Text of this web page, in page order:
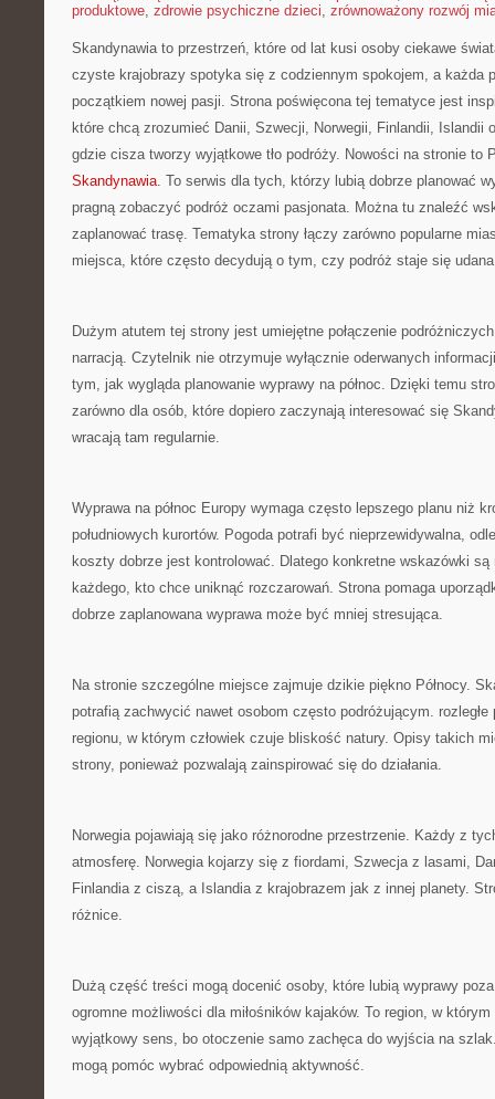
produktowe, zdrowie psychiczne dzieci, zrównoważony rozwój
Skandynawia to przestrzeń, które od lat kusi osoby ciekawe
czyste krajobrazy spotyka się z codziennym spokojem, a każda
początkiem nowej pasji. Strona poświęcona tej tematyce jest
które chcą zrozumieć Danii, Szwecji, Norwegii, Finlandii, Islandii
gdzie cisza tworzy wyjątkowe tło podróży. Nowości na stronie to
Skandynawia. To serwis dla tych, którzy lubią dobrze planować
pragną zobaczyć podróż oczami pasjonata. Można tu znaleźć
zaplanować trasę. Tematyka strony łączy zarówno popularne
miejsca, które często decydują o tym, czy podróż staje się
Dużym atutem tej strony jest umiejętne połączenie
narracją. Czytelnik nie otrzymuje wyłącznie oderwanych
tym, jak wygląda planowanie wyprawy na północ. Dzięki temu
zarówno dla osób, które dopiero zaczynają interesować się
wracają tam regularnie.
Wyprawa na północ Europy wymaga często lepszego planu niż
południowych kurortów. Pogoda potrafi być nieprzewidywalna,
koszty dobrze jest kontrolować. Dlatego konkretne wskazówki są
każdego, kto chce uniknąć rozczarowań. Strona pomaga
dobrze zaplanowana wyprawa może być mniej stresująca.
Na stronie szczególne miejsce zajmuje dzikie piękno Północy.
potrafią zachwycić nawet osobom często podróżującym. rozległe
regionu, w którym człowiek czuje bliskość natury. Opisy takich
strony, ponieważ pozwalają zainspirować się do działania.
Norwegia pojawiają się jako różnorodne przestrzenie. Każdy z
atmosferę. Norwegia kojarzy się z fiordami, Szwecja z lasami,
Finlandia z ciszą, a Islandia z krajobrazem jak z innej planety.
różnice.
Dużą część treści mogą docenić osoby, które lubią wyprawy
ogromne możliwości dla miłośników kajaków. To region, w
wyjątkowy sens, bo otoczenie samo zachęca do wyjścia na
mogą pomóc wybrać odpowiednią aktywność.